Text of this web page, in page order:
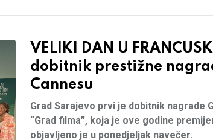
VELIKI DAN U
dobitnik prestižne
Cannesu
Grad Sarajevo prvi je dobitnik nagrade
“Grad filma”, koja je ove godine
objavljeno je u ponedjeljak navečer.